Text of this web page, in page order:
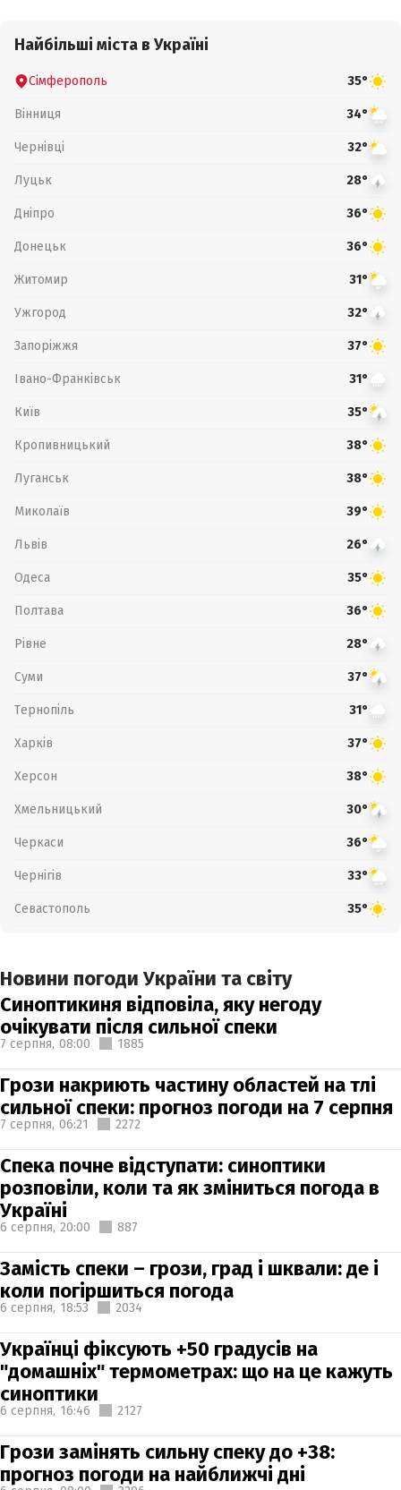
Найбільші міста в Україні
Сімферополь 35°
Вінниця 34°
Чернівці 32°
Луцьк 28°
Дніпро 36°
Донецьк 36°
Житомир 31°
Ужгород 32°
Запоріжжя 37°
Івано-Франківськ 31°
Київ 35°
Кропивницький 38°
Луганськ 38°
Миколаїв 39°
Львів 26°
Одеса 35°
Полтава 36°
Рівне 28°
Суми 37°
Тернопіль 31°
Харків 37°
Херсон 38°
Хмельницький 30°
Черкаси 36°
Чернігів 33°
Севастополь 35°
Новини погоди України та світу
Синоптикиня відповіла, яку негоду
очікувати після сильної спеки
7 серпня, 08:00 1885
Грози накриють частину областей на тлі
сильної спеки: прогноз погоди на 7 серпня
7 серпня, 06:21 2272
Спека почне відступати: синоптики
розповіли, коли та як зміниться погода в
Україні
6 серпня, 20:00 887
Замість спеки – грози, град і шквали: де і
коли погіршиться погода
6 серпня, 18:53 2034
Українці фіксують +50 градусів на
"домашніх" термометрах: що на це кажуть
синоптики
6 серпня, 16:46 2127
Грози замінять сильну спеку до +38:
прогноз погоди на найближчі дні